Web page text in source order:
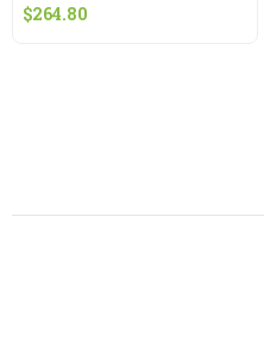
$264.80